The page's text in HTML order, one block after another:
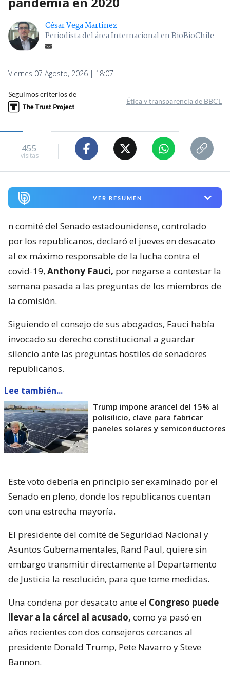
César Vega Martínez
Periodista del área Internacional en BioBioChile
Viernes 07 Agosto, 2026 | 18:07
Seguimos criterios de
Ética y transparencia de BBCL
455
visitas
VER RESUMEN
n comité del Senado estadounidense, controlado
por los republicanos, declaró el jueves en desacato
al ex máximo responsable de la lucha contra el
covid-19, Anthony Fauci, por negarse a contestar la
semana pasada a las preguntas de los miembros de
la comisión.
Siguiendo el consejo de sus abogados, Fauci había
invocado su derecho constitucional a guardar
silencio ante las preguntas hostiles de senadores
republicanos.
Lee también...
Trump impone arancel del 15% al
polisilicio, clave para fabricar
paneles solares y semiconductores
Este voto debería en principio ser examinado por el
Senado en pleno, donde los republicanos cuentan
con una estrecha mayoría.
El presidente del comité de Seguridad Nacional y
Asuntos Gubernamentales, Rand Paul, quiere sin
embargo transmitir directamente al Departamento
de Justicia la resolución, para que tome medidas.
Una condena por desacato ante el Congreso puede
llevar a la cárcel al acusado, como ya pasó en
años recientes con dos consejeros cercanos al
presidente Donald Trump, Pete Navarro y Steve
Bannon.